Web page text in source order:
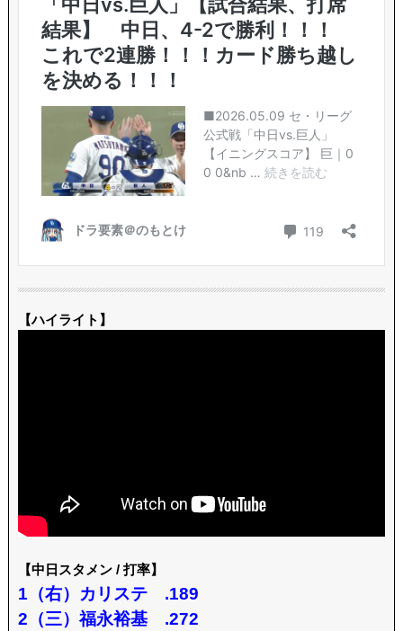
【ハイライト】
【中日スタメン / 打率】
1（右）カリステ .189
2（三）福永裕基 .272